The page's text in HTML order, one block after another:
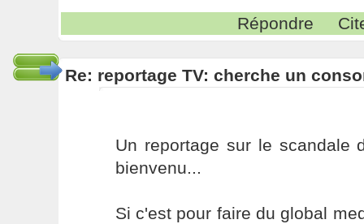
Répondre
Re: reportage TV: cherche un
Un reportage sur le scandale
bienvenu...
Si c'est pour faire du global